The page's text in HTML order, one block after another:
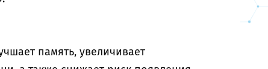
память, увеличивает